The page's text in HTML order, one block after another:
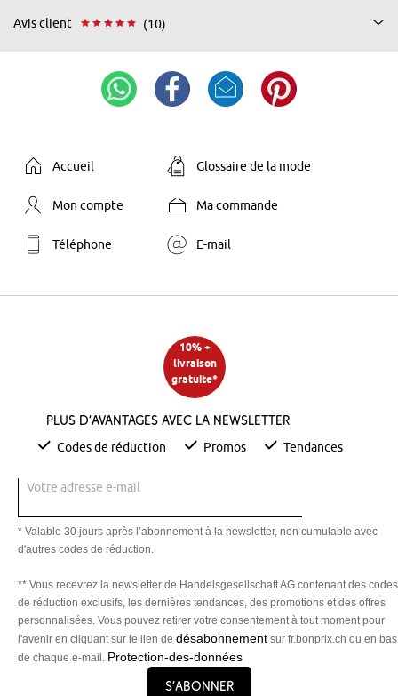
Avis client (10)
Accueil Glossaire de la mode
Mon compte Ma commande
Téléphone E-mail
10% +
livraison
gratuite*
Plus d’avantages avec la newsletter
Codes de réduction Promos Tendances
Votre adresse e-mail
* Valable 30 jours après l’abonnement à la newsletter, non cumulable avec
d'autres codes de réduction.
** Vous recevrez la newsletter de Handelsgesellschaft AG contenant des codes
de réduction exclusifs, les dernières tendances, des promotions et des offres
personnalisées. Vous pouvez retirer votre consentement à tout moment pour
l'avenir en cliquant sur le lien de désabonnement sur fr.bonprix.ch ou en bas
de chaque e-mail. Protection-des-données
S’abonner